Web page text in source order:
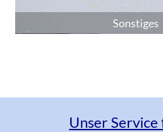
Sonstiges
Unser Service